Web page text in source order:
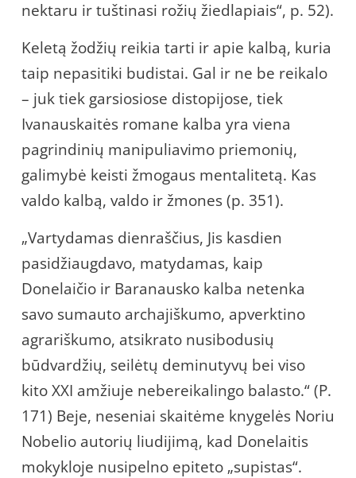
nektaru ir tuštinasi rožių žiedlapiais“, p. 52).
Keletą žodžių reikia tarti ir apie kalbą, kuria
taip nepasitiki budistai. Gal ir ne be reikalo
– juk tiek garsiosiose distopijose, tiek
Ivanauskaitės romane kalba yra viena
pagrindinių manipuliavimo priemonių,
galimybė keisti žmogaus mentalitetą. Kas
valdo kalbą, valdo ir žmones (p. 351).
„Vartydamas dienraščius, Jis kasdien
pasidžiaugdavo, matydamas, kaip
Donelaičio ir Baranausko kalba netenka
savo sumauto archajiškumo, apverktino
agrariškumo, atsikrato nusibodusių
būdvardžių, seilėtų deminutyvų bei viso
kito XXI amžiuje nebereikalingo balasto.“ (P.
171) Beje, neseniai skaitėme knygelės Noriu
Nobelio autorių liudijimą, kad Donelaitis
mokykloje nusipelno epiteto „supistas“.